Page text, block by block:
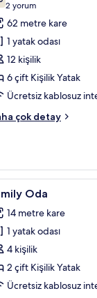
/ 10
2 yorum
(2
yorum)
62 metre kare
1 yatak odası
12 kişilik
6 çift Kişilik Yatak
Ücretsiz kablosuz
çok detay
Comfort yatak, ses
4 Oda
14 metre kare
1 yatak odası
4 kişilik
2 çift Kişilik Yatak
Ücretsiz kablosuz